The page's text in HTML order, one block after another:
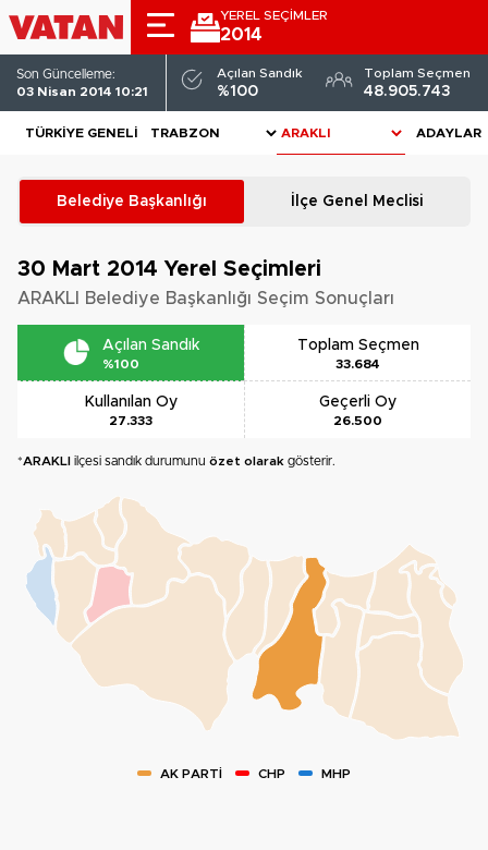
YEREL SEÇİMLER
2014
Son Güncelleme:
03 Nisan 2014 10:21
Açılan Sandık
%100
Toplam Seçmen
48.905.743
TÜRKIYE GENELI ADAYLAR
Belediye Başkanlığı İlçe Genel Meclisi
30 Mart 2014 Yerel Seçimleri
ARAKLI Belediye Başkanlığı Seçim Sonuçları
Açılan Sandık
%100
Toplam Seçmen
33.684
Kullanılan Oy
27.333
Geçerli Oy
26.500
*ARAKLI ilçesi sandık durumunu özet olarak gösterir.
AK PARTİ CHP MHP